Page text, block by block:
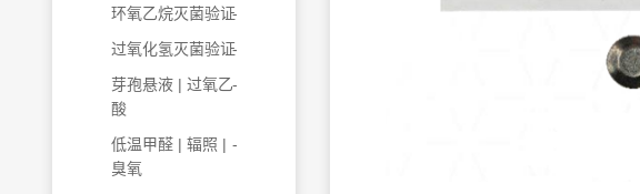
环氧乙烷灭菌验证
过氧化氢灭菌验证
芽孢悬液 | 过氧乙
酸
低温甲醛 | 辐照 |
臭氧